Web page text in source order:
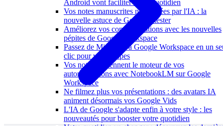
Android vont faciliter votre quotidien
Vos notes manuscrites numérisées par l'IA : la
nouvelle astuce de Google à tester
Améliorez vos communications avec les nouvelles
pépites de Google Workspace
Passez de Microsoft à Google Workspace en un
clic pour vos équipes
Vos notes deviennent le moteur de vos
automatisations avec NotebookLM sur Google
Workspace
Ne filmez plus vos présentations : des avatars IA
animent désormais vos Google Vids
L'IA de Google s'adapte enfin à votre style : les
nouveautés pour booster votre quotidien